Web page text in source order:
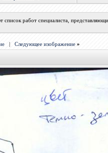
список работ специалиста,
|Следующее изображение »